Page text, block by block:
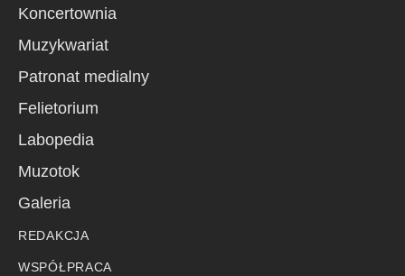
Koncertownia
Muzykwariat
Patronat medialny
Felietorium
Labopedia
Muzotok
Galeria
REDAKCJA
WSPÓŁPRACA